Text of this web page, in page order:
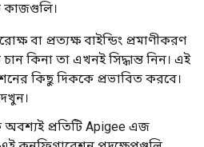
কাজগুলি।
বা প্রত্যক্ষ বাইন্ডিং প্রমাণীকরণ
কিনা তা এখনই সিদ্ধান্ত নিন। এই
কিছু দিককে প্রভাবিত করবে।
প্রতিটি Apigee এজ